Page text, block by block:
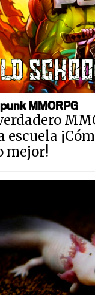
MMORPG
escuela
mejor!